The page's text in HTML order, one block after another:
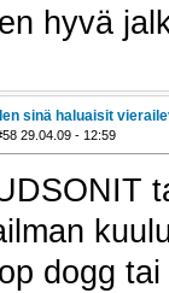
hyvä
sinä haluaisit
29.04.09 - 12:59
dogg